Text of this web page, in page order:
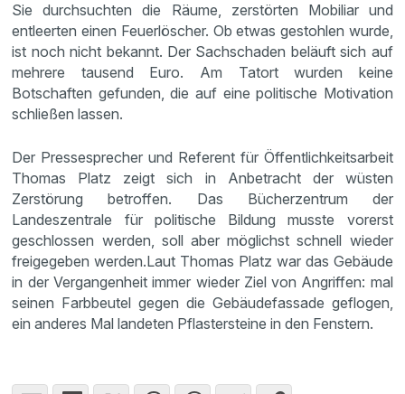
Sie durchsuchten die Räume, zerstörten Mobiliar und
entleerten einen Feuerlöscher. Ob etwas gestohlen wurde,
ist noch nicht bekannt. Der Sachschaden beläuft sich auf
mehrere tausend Euro. Am Tatort wurden keine
Botschaften gefunden, die auf eine politische Motivation
schließen lassen.
Der Pressesprecher und Referent für Öffentlichkeitsarbeit
Thomas Platz zeigt sich in Anbetracht der wüsten
Zerstörung betroffen. Das Bücherzentrum der
Landeszentrale für politische Bildung musste vorerst
geschlossen werden, soll aber möglichst schnell wieder
freigegeben werden.Laut Thomas Platz war das Gebäude
in der Vergangenheit immer wieder Ziel von Angriffen: mal
seinen Farbbeutel gegen die Gebäudefassade geflogen,
ein anderes Mal landeten Pflastersteine in den Fenstern.